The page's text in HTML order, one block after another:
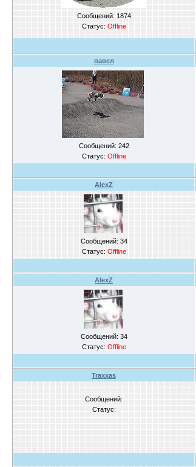
Сообщений: 1874
Статус: Offline
павел
Сообщений: 242
Статус: Offline
AlexZ
Сообщений: 34
Статус: Offline
AlexZ
Сообщений: 34
Статус: Offline
Traxxas
Сообщений:
Статус: